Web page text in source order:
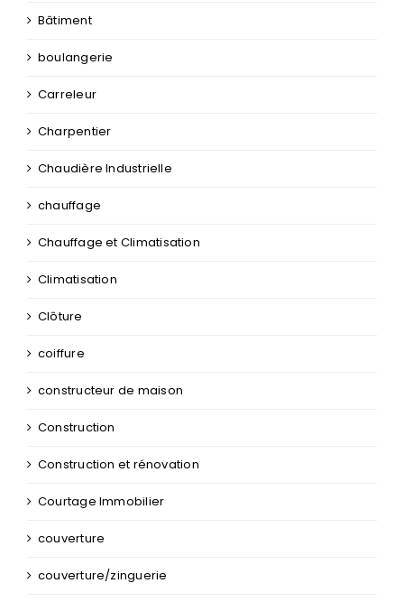
Bâtiment
boulangerie
Carreleur
Charpentier
Chaudière Industrielle
chauffage
Chauffage et Climatisation
Climatisation
Clôture
coiffure
constructeur de maison
Construction
Construction et rénovation
Courtage Immobilier
couverture
couverture/zinguerie